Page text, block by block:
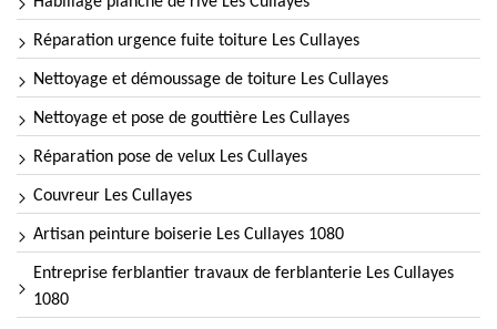
Réparation urgence fuite toiture Les Cullayes
Nettoyage et démoussage de toiture Les Cullayes
Nettoyage et pose de gouttière Les Cullayes
Réparation pose de velux Les Cullayes
Couvreur Les Cullayes
Artisan peinture boiserie Les Cullayes 1080
Entreprise ferblantier travaux de ferblanterie Les Cullayes
1080